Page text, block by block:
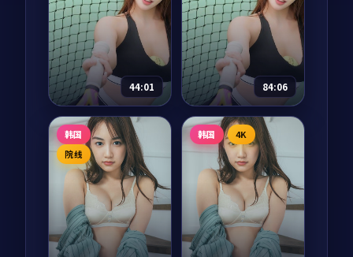
济州岛的春天来得很
慢，离婚律师徐妍熙
却在这一年突然决定
从首尔搬来。一位老
海女、一座废弃灯
塔、一段被她遗忘的
少女夏天，逐一从海
风里苏醒。
68,766 8.6 爱情
东京下町的小面包师
傅悠太在烤箱前打了
个盹，醒来发现自己
穿越到了一个面包失
传 200 年的异世界。
他用一袋酵母、一双
手，在魔王城下开起
了第一家面包...
65,343 8.6 喜剧
44:01
故里
电视剧 2025
主演：张译、海清 等
山西汾阳老城的最后
一辆夜班绿皮火车开
行前一年，三个本已
离开的中年人因父母
的一封电报先后回
84:06
我家的小日子
综艺 2025
主演：朴宝剑、金高
银 等
四位常年外景拍摄的
演员，被要求在镜头
前过整整十二周「不
出门」的家居生活。
韩国
院线
韩国 4K